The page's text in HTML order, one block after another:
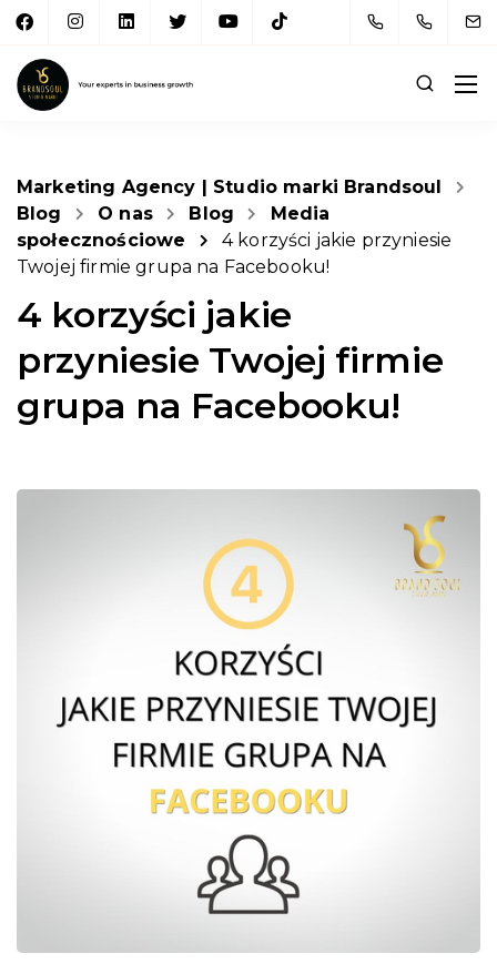
Marketing Agency | Studio marki Brandsoul
Blog
O nas Blog
Media
społecznościowe
4 korzyści jakie przyniesie
Twojej firmie grupa na Facebooku!
4 korzyści jakie
przyniesie Twojej firmie
grupa na Facebooku!